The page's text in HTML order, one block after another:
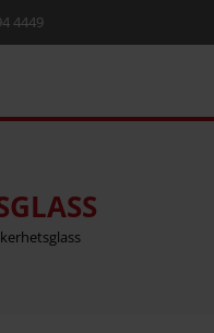
4449